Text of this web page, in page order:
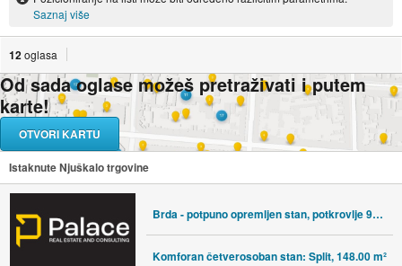
Saznaj više
12oglasa
Od sada oglase možeš pretraživati i putem
karte!
OTVORI KARTU
Istaknute Njuškalo trgovine
Brda - potpuno opremljen stan, potkrovlje 99m2
Komforan četverosoban stan: Split, 148.00 m²